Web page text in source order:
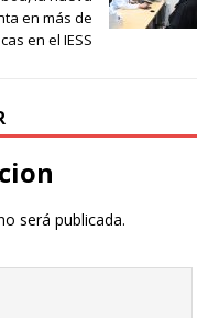
en más de
en el IESS
será publicada.